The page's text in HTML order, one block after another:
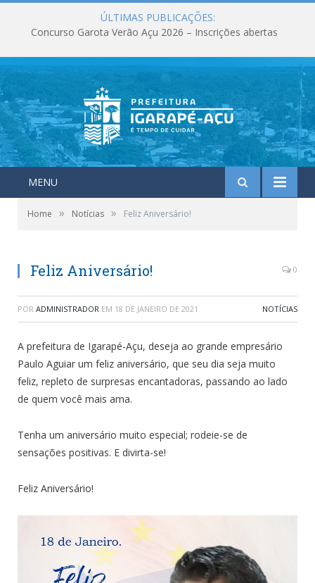
ÚLTIMAS PUBLICAÇÕES:
Concurso Garota Verão Açu 2026 – Inscrições abertas
MENU
Home » Notícias » Feliz Aniversário!
Feliz Aniversário! 0
POR ADMINISTRADOR EM 18 DE JANEIRO DE 2021 NOTÍCIAS
A prefeitura de Igarapé-Açu, deseja ao grande empresário
Paulo Aguiar um feliz aniversário, que seu dia seja muito
feliz, repleto de surpresas encantadoras, passando ao lado
de quem você mais ama.
Tenha um aniversário muito especial; rodeie-se de
sensações positivas. E divirta-se!
Feliz Aniversário!